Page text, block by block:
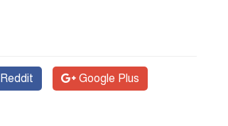
Reddit Google Plus